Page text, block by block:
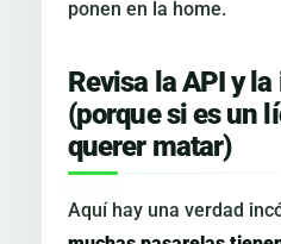
ponen en la home.
Revisa la API y
(porque si es un
querer matar)
Aquí hay una verdad